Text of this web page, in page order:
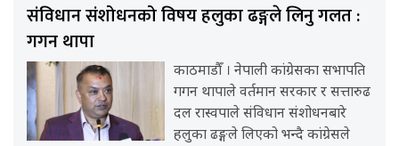
संविधान संशोधनको विषय हलुका ढङ्गले लिनु गलत :
गगन थापा
काठमाडौँ । नेपाली कांग्रेसका सभापति
गगन थापाले वर्तमान सरकार र सत्तारुढ
दल रास्वपाले संविधान संशोधनबारे
हलुका ढङ्गले लिएको भन्दै कांग्रेसले